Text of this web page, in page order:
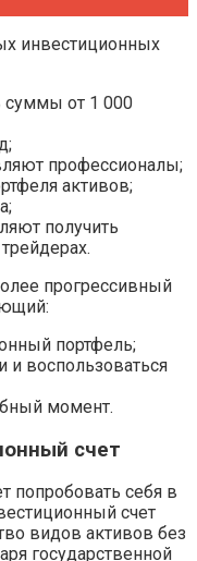
инвестиционных
суммы от 1 000
профессионалы;
активов;
получить
прогрессивный
портфель;
и воспользоваться
момент.
счет
попробовать себя в
счет
видов активов без
государственной